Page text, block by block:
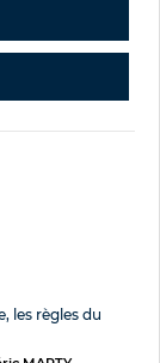
les règles du